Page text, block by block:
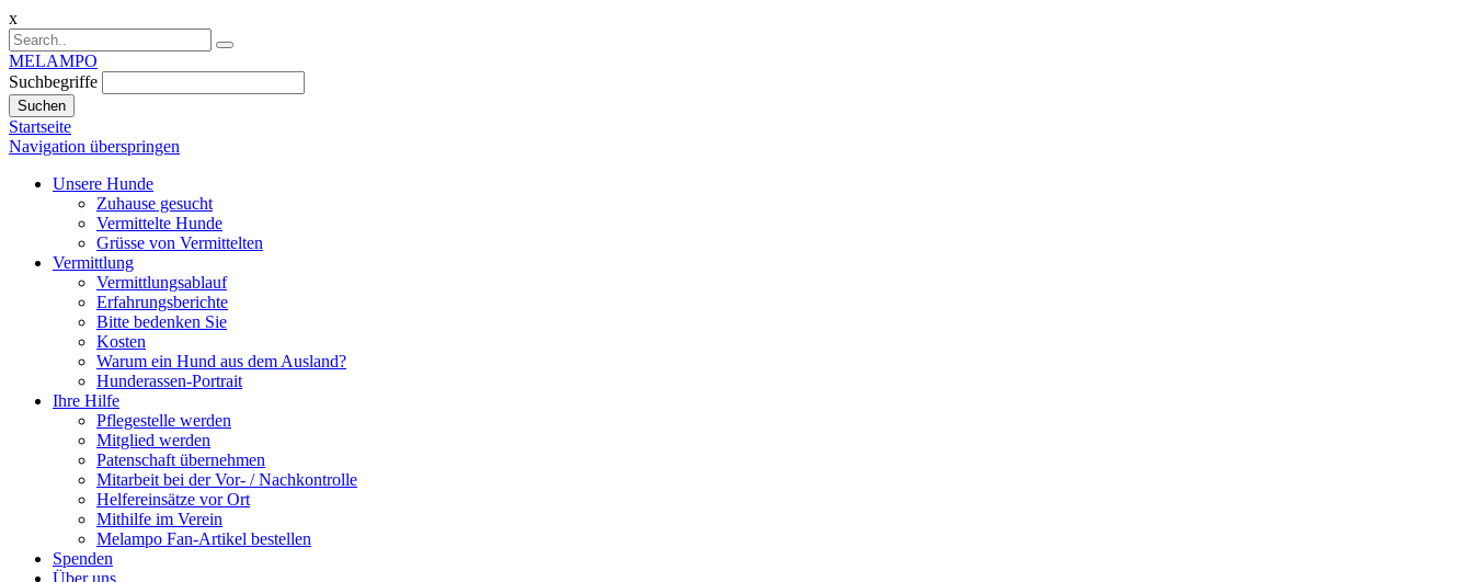
x
MELAMPO
Suchbegriffe
Suchen
Startseite
Navigation überspringen
Unsere Hunde
Zuhause gesucht
Vermittelte Hunde
Grüsse von Vermittelten
Vermittlung
Vermittlungsablauf
Erfahrungsberichte
Bitte bedenken Sie
Kosten
Warum ein Hund aus dem Ausland?
Hunderassen-Portrait
Ihre Hilfe
Pflegestelle werden
Mitglied werden
Patenschaft übernehmen
Mitarbeit bei der Vor- / Nachkontrolle
Helfereinsätze vor Ort
Mithilfe im Verein
Melampo Fan-Artikel bestellen
Spenden
Über uns